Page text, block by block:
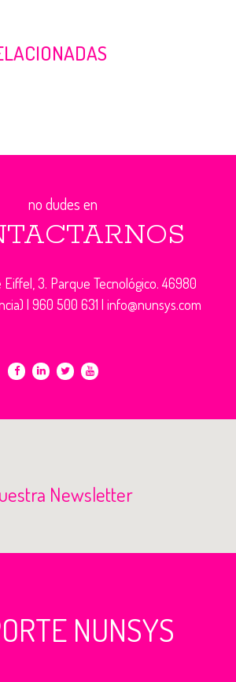
no dudes en
Eiffel, 3. Parque Tecnológico. 46980
| 960 500 631 | info@nunsys.com
Newsletter
NUNSYS